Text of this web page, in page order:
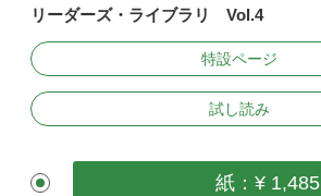
リーダーズ・ライブラリ Vol.4
特設ページ
試し読み
紙：¥ 1,485